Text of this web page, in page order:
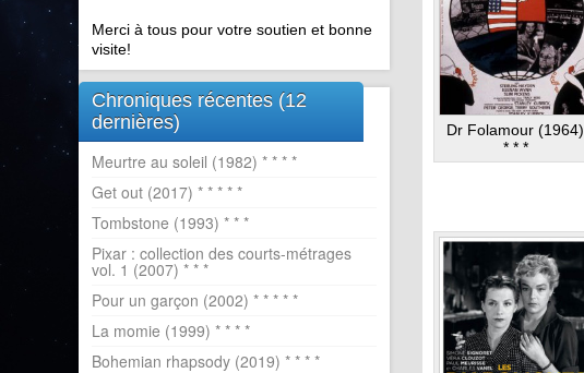
Dr Folamour (1964)
* * *
Merci à tous pour votre soutien et bonne
visite!
Chroniques récentes (12
dernières)
Meurtre au soleil (1982) * * * *
Get out (2017) * * * * *
Tombstone (1993) * * *
Pixar : collection des courts-métrages
vol. 1 (2007) * * *
Pour un garçon (2002) * * * * *
La momie (1999) * * * *
Bohemian rhapsody (2019) * * * *